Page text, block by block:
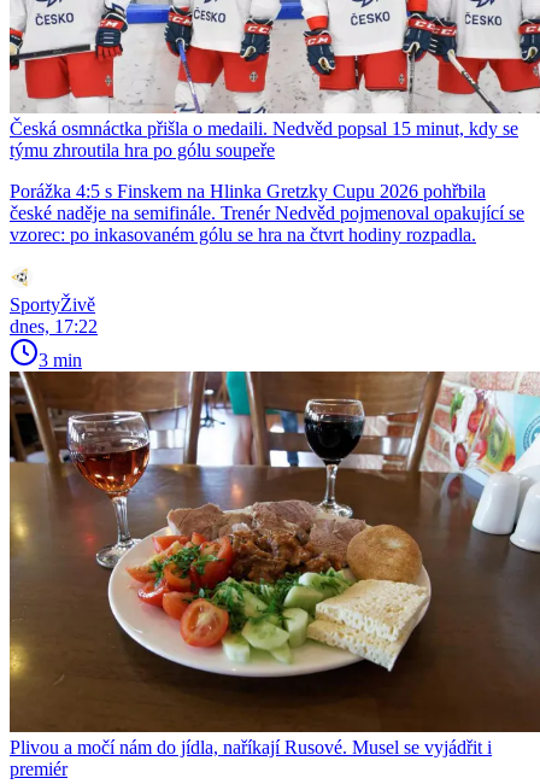
Česká osmnáctka přišla o medaili. Nedvěd popsal 15 minut, kdy se
týmu zhroutila hra po gólu soupeře
Porážka 4:5 s Finskem na Hlinka Gretzky Cupu 2026 pohřbila
české naděje na semifinále. Trenér Nedvěd pojmenoval opakující se
vzorec: po inkasovaném gólu se hra na čtvrt hodiny rozpadla.
SportyŽivě
dnes, 17:22
3 min
Plivou a močí nám do jídla, naříkají Rusové. Musel se vyjádřit i
premiér